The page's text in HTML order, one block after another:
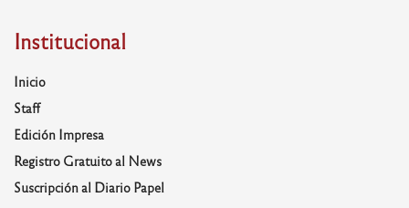
Institucional
Inicio
Staff
Edición Impresa
Registro Gratuito al News
Suscripción al Diario Papel